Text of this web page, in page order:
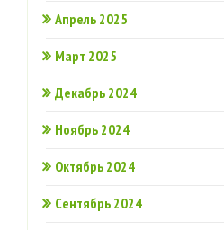
Апрель 2025
Март 2025
Декабрь 2024
Ноябрь 2024
Октябрь 2024
Сентябрь 2024